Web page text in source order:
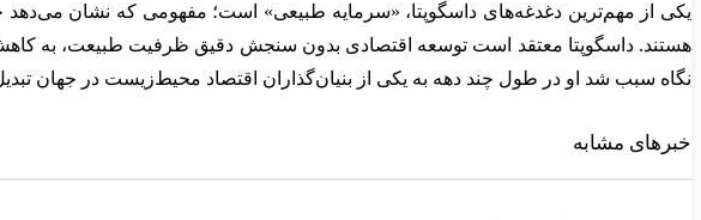
یکی از مهم‌ترین دغدغه‌های داسگوپتا، «سرمایه طبیعی» است؛ مفهومی که نشان می‌دهد
هستند. داسگوپتا معتقد است توسعه اقتصادی بدون سنجش دقیق ظرفیت طبیعت، به
نگاه سبب شد او در طول چند دهه به یکی از بنیان‌گذاران اقتصاد محیط‌زیست در جهان
خبرهای مشابه